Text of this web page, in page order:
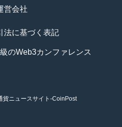
営会社
法に基づく表記
のWeb3カンファレンス
貨ニュースサイト-CoinPost